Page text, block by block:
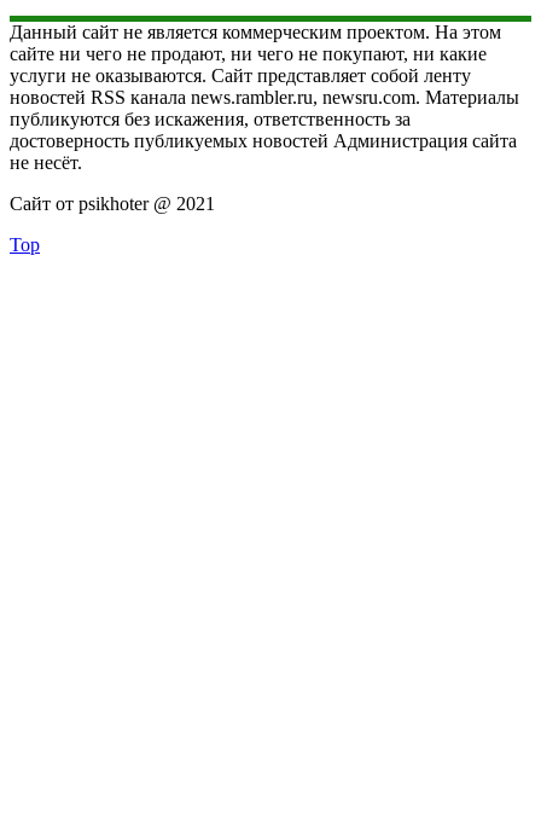
Данный сайт не является коммерческим проектом. На этом
сайте ни чего не продают, ни чего не покупают, ни какие
услуги не оказываются. Сайт представляет собой ленту
новостей RSS канала news.rambler.ru, newsru.com. Материалы
публикуются без искажения, ответственность за
достоверность публикуемых новостей Администрация сайта
не несёт.
Сайт от psikhoter @ 2021
Top